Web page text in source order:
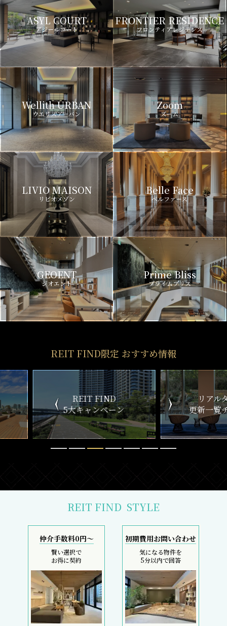
ASYL COURT
アジールコート
FRONTIER RESIDENCE
フロンティアレジデンス
Wellith URBAN
ウエリスアーバン
Zoom
ズーム
LIVIO MAISON
リビオメゾン
Belle Face
ベルファース
GEOENT
ジオエント
Prime Bliss
プライムブリス
REIT FIND限定 おすすめ情報
ン
リアルタイム
更新一覧チェック
新
REIT FIND STYLE
仲介手数料0円～
賢い選択で
お得に契約
初期費用お問い合わせ
気になる物件を
5分以内で回答